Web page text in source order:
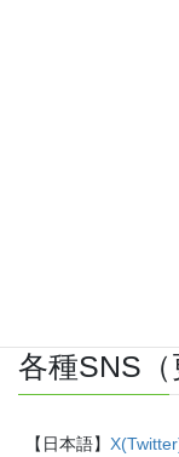
各種SNS（
【日本語】